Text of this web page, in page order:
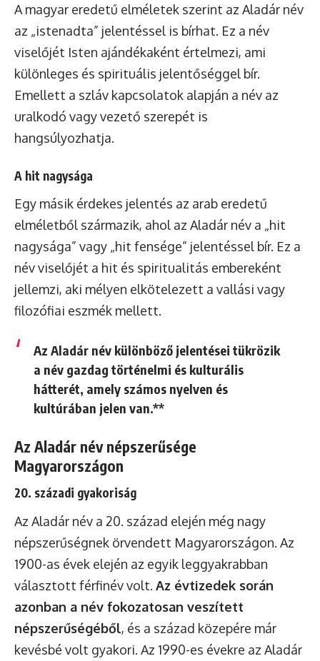
A magyar eredetű elméletek szerint az Aladár név
az „istenadta” jelentéssel is bírhat. Ez a név
viselőjét Isten ajándékaként értelmezi, ami
különleges és spirituális jelentőséggel bír.
Emellett a szláv kapcsolatok alapján a név az
uralkodó vagy vezető szerepét is
hangsúlyozhatja.
A hit nagysága
Egy másik érdekes jelentés az arab eredetű
elméletből származik, ahol az Aladár név a „hit
nagysága” vagy „hit fensége” jelentéssel bír. Ez a
név viselőjét a hit és spiritualitás embereként
jellemzi, aki mélyen elkötelezett a vallási vagy
filozófiai eszmék mellett.
Az Aladár név különböző jelentései tükrözik
a név gazdag történelmi és kulturális
hátterét, amely számos nyelven és
kultúrában jelen van.**
Az Aladár név népszerűsége
Magyarországon
20. századi gyakoriság
Az Aladár név a 20. század elején még nagy
népszerűségnek örvendett Magyarországon. Az
1900-as évek elején az egyik leggyakrabban
választott férfinév volt. Az évtizedek során
azonban a név fokozatosan veszített
népszerűségéből, és a század közepére már
kevésbé volt gyakori. Az 1990-es évekre az Aladár